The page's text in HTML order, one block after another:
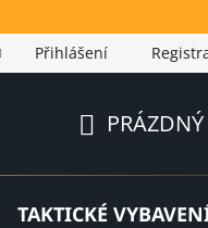
Přihlášení
KOŠÍK
TAKTICKÉ